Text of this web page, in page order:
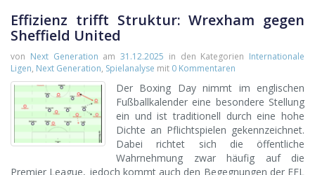
Effizienz trifft Struktur: Wrexham gegen
Sheffield United
von Next Generation am 31.12.2025 in den Kategorien Internationale
Ligen, Next Generation, Spielanalyse mit 0 Kommentaren
Der Boxing Day nimmt im englischen
Fußballkalender eine besondere Stellung
ein und ist traditionell durch eine hohe
Dichte an Pflichtspielen gekennzeichnet.
Dabei richtet sich die öffentliche
Wahrnehmung zwar häufig auf die
Premier League, jedoch kommt auch den Begegnungen der EFL